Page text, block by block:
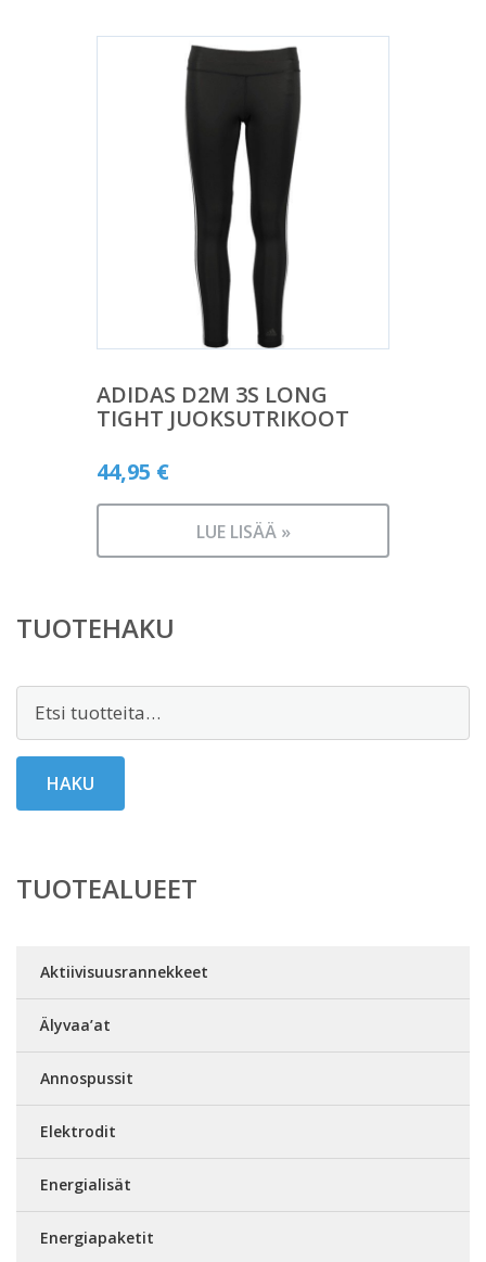
ADIDAS D2M 3S LONG
TIGHT JUOKSUTRIKOOT
44,95 €
LUE LISÄÄ »
TUOTEHAKU
Etsi:
HAKU
TUOTEALUEET
Aktiivisuusrannekkeet
Älyvaa’at
Annospussit
Elektrodit
Energialisät
Energiapaketit